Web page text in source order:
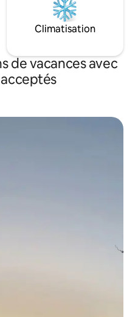
Climatisation
de vacances avec